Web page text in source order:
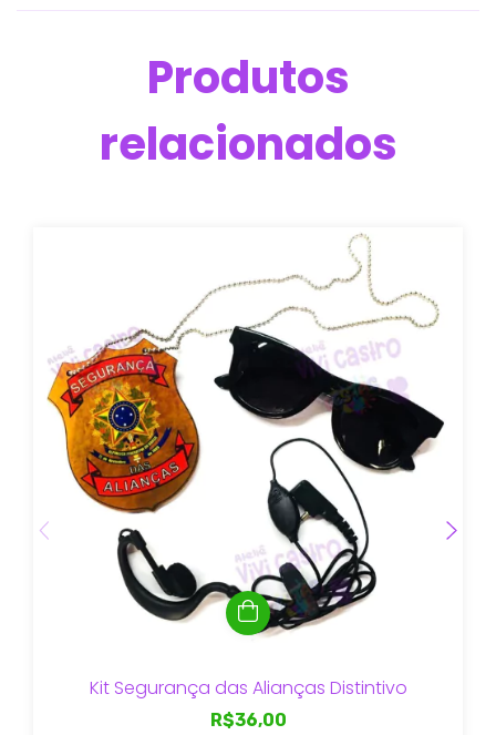
Produtos
relacionados
Kit Segurança das Alianças Distintivo
R$36,00